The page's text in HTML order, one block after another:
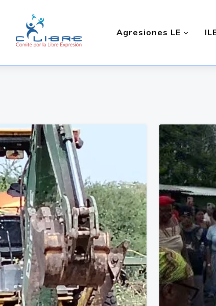
Agresiones LE